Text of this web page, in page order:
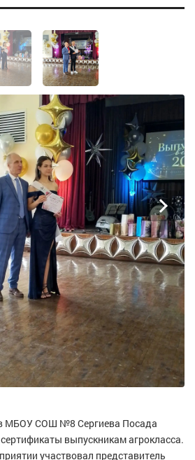
в МБОУ СОШ №8 Сергиева Посада
выпускникам агрокласса.
участвовал представитель